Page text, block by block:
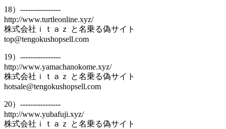
18）----------------
http://www.turtleonline.xyz/
株式会社ｉｔａｚ と名乗る偽サイト
top@tengokushopsell.com
19）----------------
http://www.yamachanokome.xyz/
株式会社ｉｔａｚ と名乗る偽サイト
hotsale@tengokushopsell.com
20）----------------
http://www.yubafuji.xyz/
株式会社ｉｔａｚ と名乗る偽サイト